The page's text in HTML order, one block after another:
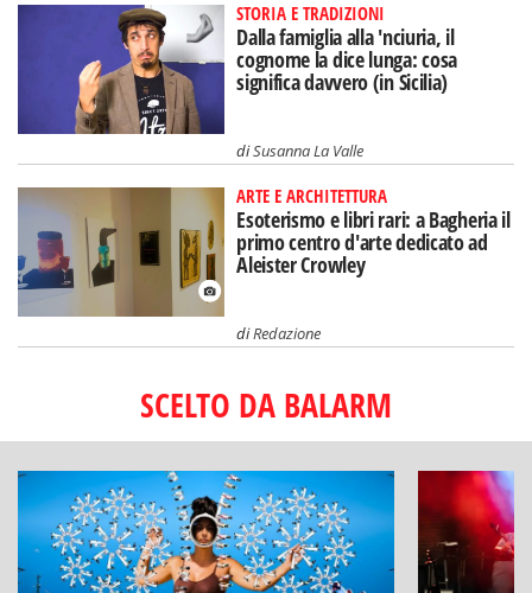
STORIA E TRADIZIONI
Dalla famiglia alla 'nciuria, il
cognome la dice lunga: cosa
significa davvero (in Sicilia)
diSusanna La Valle
ARTE E ARCHITETTURA
Esoterismo e libri rari: a Bagheria il
primo centro d'arte dedicato ad
Aleister Crowley
diRedazione
SCELTO DA BALARM